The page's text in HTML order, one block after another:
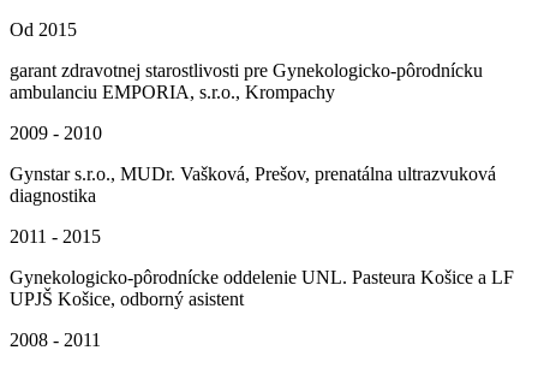
Od 2015
garant zdravotnej starostlivosti pre Gynekologicko-pôrodnícku
ambulanciu EMPORIA, s.r.o., Krompachy
2009 - 2010
Gynstar s.r.o., MUDr. Vašková, Prešov, prenatálna ultrazvuková
diagnostika
2011 - 2015
Gynekologicko-pôrodnícke oddelenie UNL. Pasteura Košice a LF
UPJŠ Košice, odborný asistent
2008 - 2011